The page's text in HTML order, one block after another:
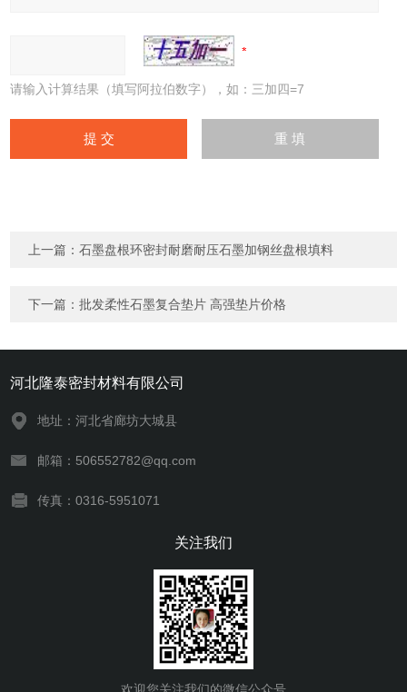
请输入计算结果（填写阿拉伯数字），如：三加四=7
上一篇：石墨盘根环密封耐磨耐压石墨加钢丝盘根填料
下一篇：批发柔性石墨复合垫片 高强垫片价格
河北隆泰密封材料有限公司
地址：河北省廊坊大城县
邮箱：506552782@qq.com
传真：0316-5951071
关注我们